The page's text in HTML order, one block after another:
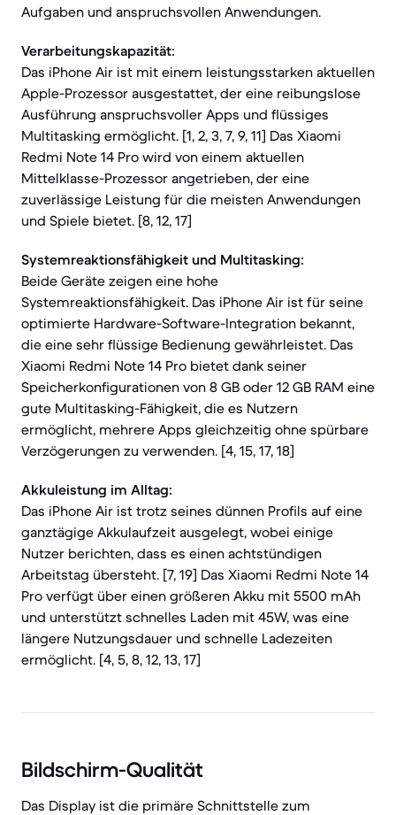
Aufgaben und anspruchsvollen Anwendungen.
Verarbeitungskapazität:
Das iPhone Air ist mit einem leistungsstarken aktuellen
Apple-Prozessor ausgestattet, der eine reibungslose
Ausführung anspruchsvoller Apps und flüssiges
Multitasking ermöglicht. [1, 2, 3, 7, 9, 11] Das Xiaomi
Redmi Note 14 Pro wird von einem aktuellen
Mittelklasse-Prozessor angetrieben, der eine
zuverlässige Leistung für die meisten Anwendungen
und Spiele bietet. [8, 12, 17]
Systemreaktionsfähigkeit und Multitasking:
Beide Geräte zeigen eine hohe
Systemreaktionsfähigkeit. Das iPhone Air ist für seine
optimierte Hardware-Software-Integration bekannt,
die eine sehr flüssige Bedienung gewährleistet. Das
Xiaomi Redmi Note 14 Pro bietet dank seiner
Speicherkonfigurationen von 8 GB oder 12 GB RAM eine
gute Multitasking-Fähigkeit, die es Nutzern
ermöglicht, mehrere Apps gleichzeitig ohne spürbare
Verzögerungen zu verwenden. [4, 15, 17, 18]
Akkuleistung im Alltag:
Das iPhone Air ist trotz seines dünnen Profils auf eine
ganztägige Akkulaufzeit ausgelegt, wobei einige
Nutzer berichten, dass es einen achtstündigen
Arbeitstag übersteht. [7, 19] Das Xiaomi Redmi Note 14
Pro verfügt über einen größeren Akku mit 5500 mAh
und unterstützt schnelles Laden mit 45W, was eine
längere Nutzungsdauer und schnelle Ladezeiten
ermöglicht. [4, 5, 8, 12, 13, 17]
Bildschirm-Qualität
Das Display ist die primäre Schnittstelle zum